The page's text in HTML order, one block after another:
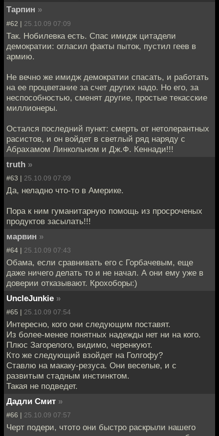
Тарпин »
#62 | 25.10.09 07:09
Так. Нобилевка есть. Спас имидж цитадели
демократии: огласил факты пыток, пустил геев в
армию.
Не вечно же имидж демократии спасать, и работать
на ее процветание за счет других надо. Но его, за
неспособностью, сменят другие, простые текасские
миллионеры.
Остался последний пункт: смерть от нетолерантных
расистов, и он войдет в светлый ряд наряду с
Абрахамом Линкольном и Дж.Ф. Кеннади!!!
truth »
#63 | 25.10.09 07:09
Да, неладно что-то в Америке.
Пора к ним гуманитарную помощь из просроченых
продуктов засылать!!!
марвин »
#64 | 25.10.09 07:43
Обама, если сравнивать его с Горбачевым, еще
даже ничего делать то и не начал. А они ему уже в
доверии отказывают. Крохоборы:)
UncleJunkie »
#65 | 25.10.09 07:54
Интересно, кого они следующим поставят.
Из более-менее понятных надежды нет ни на кого.
Плюс Загорелого, видимо, черенкуют.
Кто же следующий взойдет на Голгофу?
Ставлю на макаку-резуса. Они веселые, и с
развитым стадным инстинктом.
Такая не подведет.
Дадли Смит »
#66 | 25.10.09 07:57
Черт подери, чтото они быстро раскрыли нашего